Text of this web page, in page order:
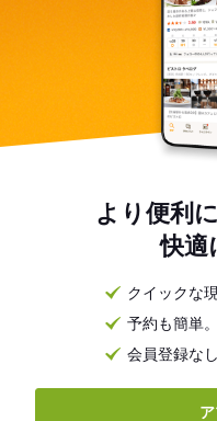
より便利
快適
クイックな
予約も簡単
会員登録な